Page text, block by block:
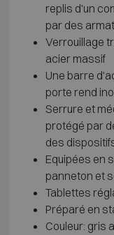
replis d'un
par des
Verrouillage
acier massif
Une barre
porte rend
Serrure et
protégé par
des
Equipées en
panneton et
Tablettes
Préparé en
Couleur: gris